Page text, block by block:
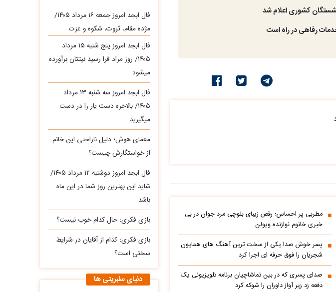
مطربی پر احساس؛ رقص زیبای بلوچی مرد جوان در بی
خبری خانوم نوازنده ویولن
پسر خوش صدا یکی از سخت ترین آهنگ های همایون
شجریان را فوق حرفه ای اجرا کرد
صدای پسری که در بین تماشاچیان برنامه تلویزیونی یک
دفعه زد زیر آواز داوران را شوکه کرد
فال ابجد امروز جمعه ۱۶ مرداد ۱۴۰۵/
مژده مقام، ثروت، شکوه و عزت
فال ابجد امروز پنج شنبه ۱۵ مرداد
۱۴۰۵/ روز مراد فرا رسید نیتتان برآورده
میشود
فال ابجد امروز سه‌ شنبه ۱۳ مرداد
۱۴۰۵/ بالاخره دست یار را در دست
میگیرید
معمای هوش؛ دلیل ناراحتی این خانم
از خواستگارش چیست؟
فال ابجد امروز دوشنبه ۱۲ مرداد ۱۴۰۵/
شاید این بهترین روز شما در این ماه
باشد
بازی فکری؛ حال کدام خوب نیست؟
بازی فکری؛ کدام از آقایان در شرایط
سختی است؟
دنیای سلبریتی ها